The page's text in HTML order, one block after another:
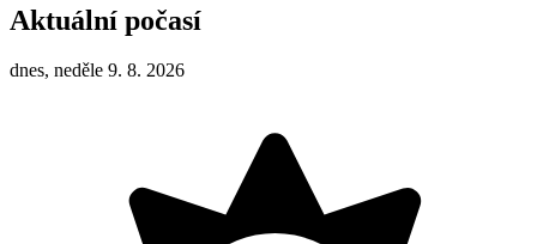
Aktuální počasí
dnes, neděle 9. 8. 2026